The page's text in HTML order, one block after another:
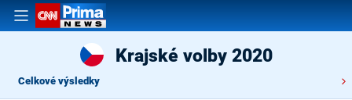
Krajské volby 2020
Celkové výsledky